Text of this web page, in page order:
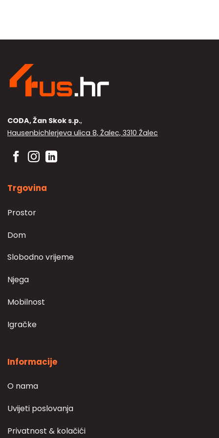
CODA, Žan Skok s.p.,
Hausenbichlerjeva ulica 8, Žalec, 3310 Žalec
Trgovina
Prostor
Dom
Slobodno vrijeme
Njega
Mobilnost
Igračke
Informacije
O nama
Uvijeti poslovanja
Privatnost & kolačići